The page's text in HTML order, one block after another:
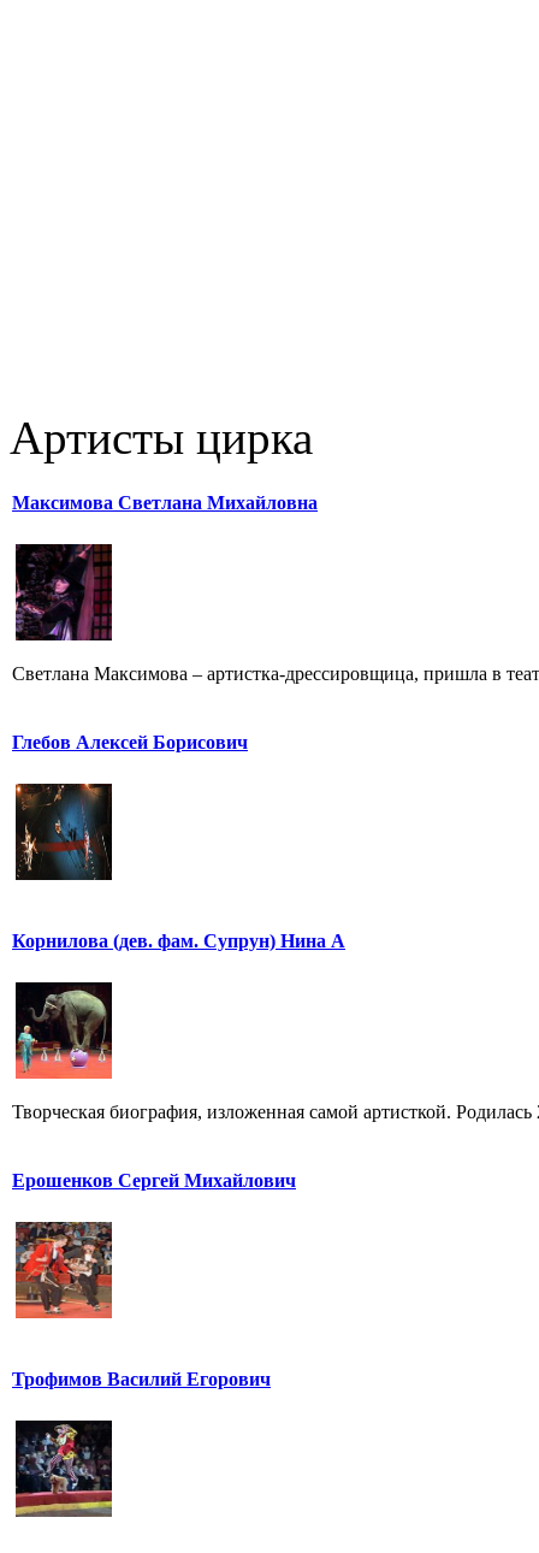
Артисты цирка
Максимова Светлана Михайловна
Светлана Максимова – артистка-дрессировщица, пришла в
Глебов Алексей Борисович
Корнилова (дев. фам. Супрун) Нина А
Творческая биография, изложенная самой артисткой.
Ерошенков Сергей Михайлович
Трофимов Василий Егорович